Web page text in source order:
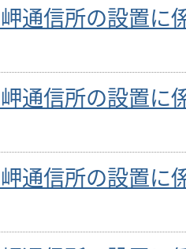
通信所の設置に
通信所の設置に
通信所の設置に